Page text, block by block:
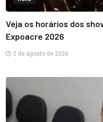
Veja os horários dos
Expoacre 2026
2 de agosto de 2026